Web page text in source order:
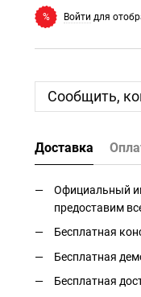
% Войти для
Сообщить,
Доставка
Официальный
предоставим
Бесплатная
Бесплатная
Бесплатная